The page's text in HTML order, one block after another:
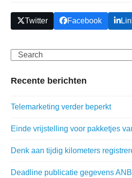
Twitter Facebook
Search
Recente berichten
Telemarketing verder beperkt
Einde vrijstelling voor pakketjes
Denk aan tijdig kilometers
Deadline publicatie gegevens